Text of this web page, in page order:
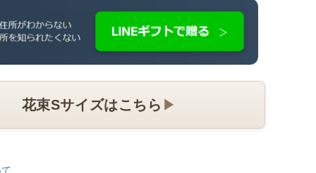
花束Sサイズはこちら ▶